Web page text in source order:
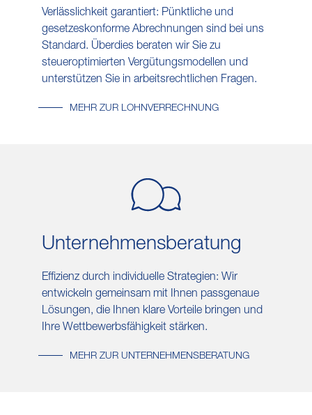
Verlässlichkeit garantiert: Pünktliche und
gesetzeskonforme Abrechnungen sind bei uns
Standard. Überdies beraten wir Sie zu
steueroptimierten Vergütungsmodellen und
unterstützen Sie in arbeitsrechtlichen Fragen.
Unternehmens​beratung
Effizienz durch individuelle Strategien: Wir
entwickeln gemeinsam mit Ihnen passgenaue
Lösungen, die Ihnen klare Vorteile bringen und
Ihre Wettbewerbsfähigkeit stärken.
MEHR ZUR LOHNVERRECHNUNG
MEHR ZUR UNTERNEHMENSBERATUNG